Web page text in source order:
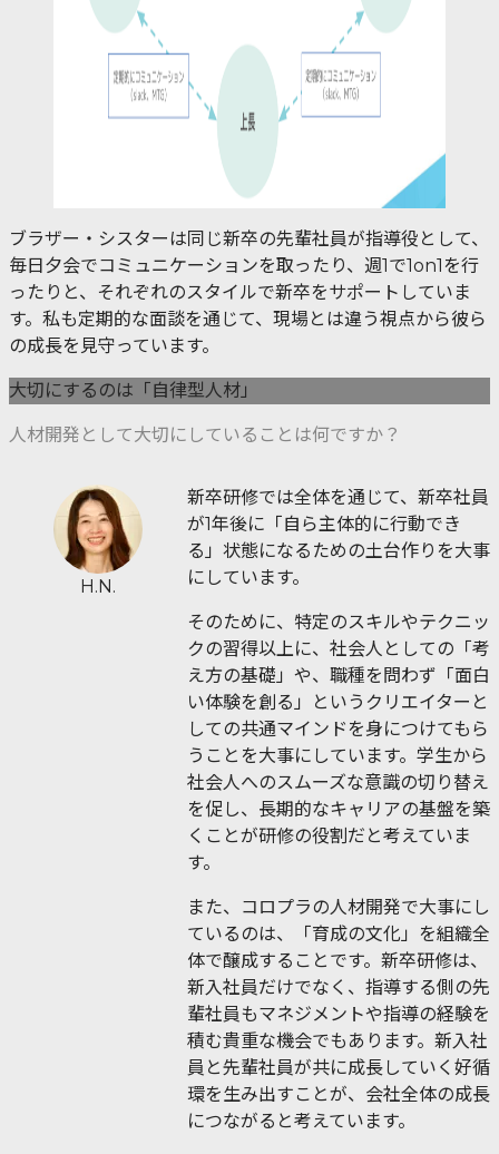
ブラザー・シスターは同じ新卒の先輩社員が指導役として、
毎日夕会でコミュニケーションを取ったり、週1で1on1を行
ったりと、それぞれのスタイルで新卒をサポートしていま
す。私も定期的な面談を通じて、現場とは違う視点から彼ら
の成長を見守っています。
大切にするのは「自律型人材」
人材開発として大切にしていることは何ですか？
H.N.
新卒研修では全体を通じて、新卒社員
が1年後に「自ら主体的に行動でき
る」状態になるための土台作りを大事
にしています。
そのために、特定のスキルやテクニッ
クの習得以上に、社会人としての「考
え方の基礎」や、職種を問わず「面白
い体験を創る」というクリエイターと
しての共通マインドを身につけてもら
うことを大事にしています。学生から
社会人へのスムーズな意識の切り替え
を促し、長期的なキャリアの基盤を築
くことが研修の役割だと考えていま
す。
また、コロプラの人材開発で大事にし
ているのは、「育成の文化」を組織全
体で醸成することです。新卒研修は、
新入社員だけでなく、指導する側の先
輩社員もマネジメントや指導の経験を
積む貴重な機会でもあります。新入社
員と先輩社員が共に成長していく好循
環を生み出すことが、会社全体の成長
につながると考えています。